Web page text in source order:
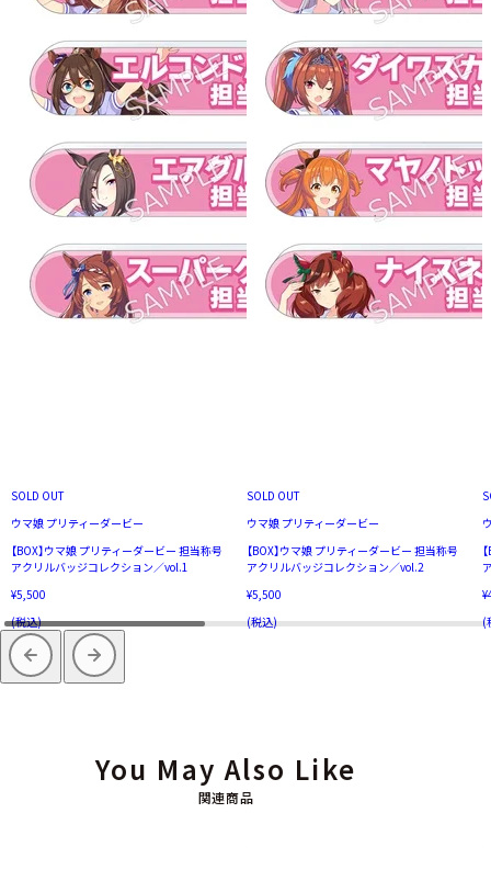
SOLD OUT
ウマ娘 プリティーダービー
【BOX】ウマ娘 プリティーダービー 担当称号
アクリルバッジコレクション／vol.1
¥5,500
(税込)
SOLD OUT
ウマ娘 プリティーダービー
【BOX】ウマ娘 プリティーダービー 担当称号
アクリルバッジコレクション／vol.2
¥5,500
(税込)
(
関連商品
You May Also Like